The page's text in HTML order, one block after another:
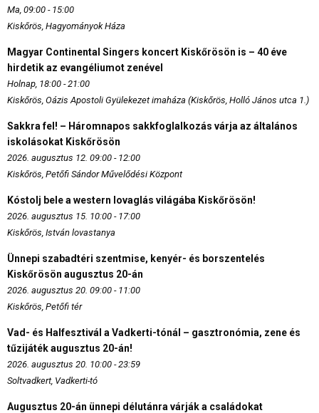
Ma, 09:00 - 15:00
Kiskőrös, Hagyományok Háza
Magyar Continental Singers koncert Kiskőrösön is – 40 éve
hirdetik az evangéliumot zenével
Holnap, 18:00 - 21:00
Kiskőrös, Oázis Apostoli Gyülekezet imaháza (Kiskőrös, Holló János utca 1.)
Sakkra fel! – Háromnapos sakkfoglalkozás várja az általános
iskolásokat Kiskőrösön
2026. augusztus 12. 09:00 - 12:00
Kiskőrös, Petőfi Sándor Művelődési Központ
Kóstolj bele a western lovaglás világába Kiskőrösön!
2026. augusztus 15. 10:00 - 17:00
Kiskőrös, István lovastanya
Ünnepi szabadtéri szentmise, kenyér- és borszentelés
Kiskőrösön augusztus 20-án
2026. augusztus 20. 09:00 - 11:00
Kiskőrös, Petőfi tér
Vad- és Halfesztivál a Vadkerti-tónál – gasztronómia, zene és
tűzijáték augusztus 20-án!
2026. augusztus 20. 10:00 - 23:59
Soltvadkert, Vadkerti-tó
Augusztus 20-án ünnepi délutánra várják a családokat